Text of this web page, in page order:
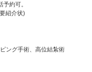
約可。
紹介状)
ング手術、高位結紮術